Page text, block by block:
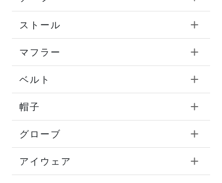
ストール
マフラー
ベルト
帽子
グローブ
アイウェア